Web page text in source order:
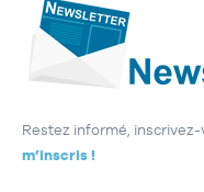
Restez informé,
m’inscris !